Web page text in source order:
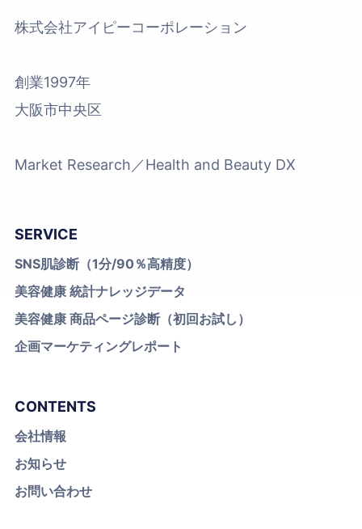
株式会社アイピーコーポレーション
創業1997年
大阪市中央区
Market Research／Health and Beauty DX
SERVICE
SNS肌診断（1分/90％高精度）
美容健康 統計ナレッジデータ
美容健康 商品ページ診断（初回お試し）
企画マーケティングレポート
CONTENTS
会社情報
お知らせ
お問い合わせ